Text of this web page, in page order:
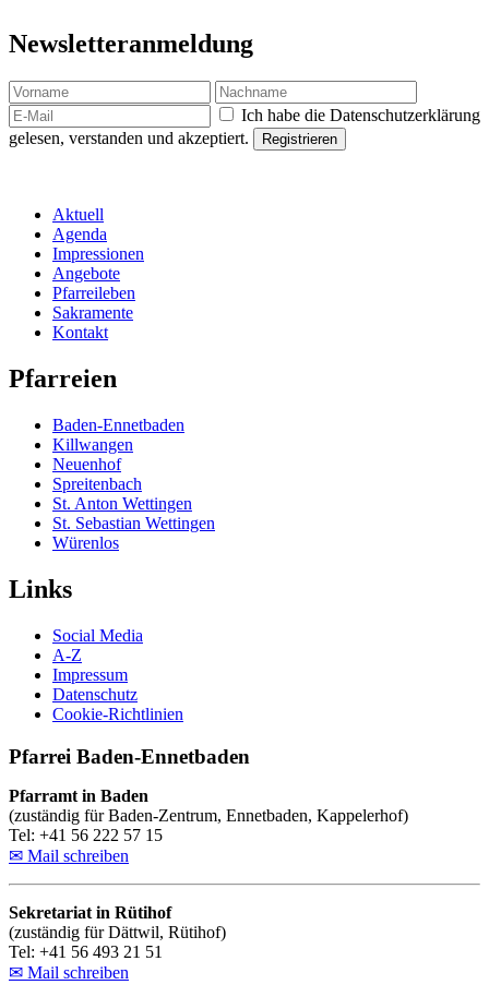
Newsletteranmeldung
Ich habe die Datenschutzerklärung
gelesen, verstanden und akzeptiert.
Aktuell
Agenda
Impressionen
Angebote
Pfarreileben
Sakramente
Kontakt
Pfarreien
Baden-Ennetbaden
Killwangen
Neuenhof
Spreitenbach
St. Anton Wettingen
St. Sebastian Wettingen
Würenlos
Links
Social Media
A-Z
Impressum
Datenschutz
Cookie-Richtlinien
Pfarrei Baden-Ennetbaden
Pfarramt in Baden
(zuständig für Baden-Zentrum, Ennetbaden, Kappelerhof)
Tel: +41 56 222 57 15
✉ Mail schreiben
Sekretariat in Rütihof
(zuständig für Dättwil, Rütihof)
Tel: +41 56 493 21 51
✉ Mail schreiben